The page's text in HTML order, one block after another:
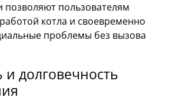
позволяют пользователям
котла и своевременно
проблемы без вызова
долговечность